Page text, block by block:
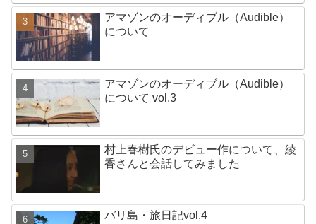
アマゾンのオーディブル（Audible）
について
アマゾンのオーディブル（Audible）
について vol.3
村上春樹氏のデビュー作について、綾
香さんと会話してみました
バリ島・旅日記vol.4